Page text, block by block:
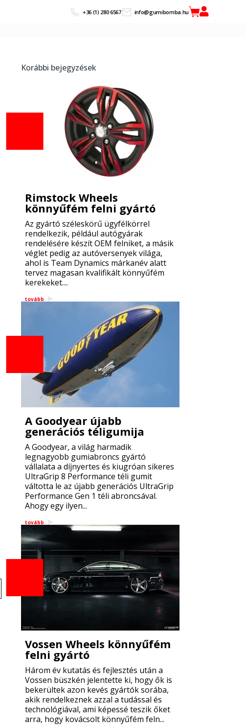
+36 (1) 280 6567 info@gumibomba.hu
Korábbi bejegyzések
Rimstock Wheels
könnyűfém felni gyártó
Az gyártó széleskörű ügyfélkörrel
rendelkezik, például autógyárak
rendelésére készít OEM felniket, a másik
véglet pedig az autóversenyek világa,
ahol is Team Dynamics márkanév alatt
tervez magasan kvalifikált könnyűfém
kerekeket....
tovább
A Goodyear újabb
generációs téligumija
A Goodyear, a világ harmadik
legnagyobb gumiabroncs gyártó
vállalata a díjnyertes és kiugróan sikeres
UltraGrip 8 Performance téli gumit
váltotta le az újabb generációs UltraGrip
Performance Gen 1 téli abroncsával.
Ahogy egy ilyen...
tovább
Vossen Wheels könnyűfém
felni gyártó
Három év kutatás és fejlesztés után a
Vossen büszkén jelentette ki, hogy ők is
bekerültek azon kevés gyártók sorába,
akik rendelkeznek azzal a tudással és
technológiával, ami képessé teszik őket
arra, hogy kovácsolt könnyűfém feln...